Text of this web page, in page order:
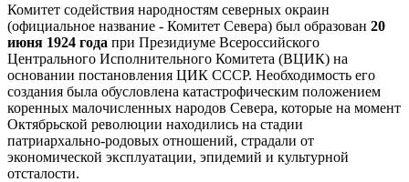
Комитет содействия народностям северных окраин
(официальное название - Комитет Севера) был образован 20
июня 1924 года при Президиуме Всероссийского
Центрального Исполнительного Комитета (ВЦИК) на
основании постановления ЦИК СССР. Необходимость его
создания была обусловлена катастрофическим положением
коренных малочисленных народов Севера, которые на момент
Октябрьской революции находились на стадии
патриархально-родовых отношений, страдали от
экономической эксплуатации, эпидемий и культурной
отсталости.